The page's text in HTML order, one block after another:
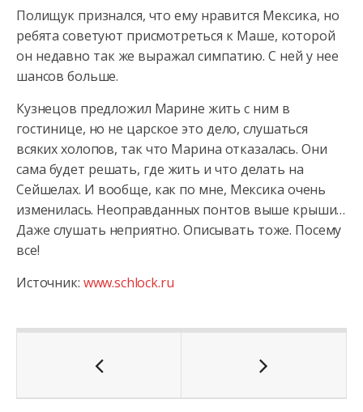
Полищук признался, что ему нравится Мексика, но
ребята советуют присмотреться к Маше, которой
он недавно так же выражал симпатию. С ней у нее
шансов больше.
Кузнецов предложил Марине жить с ним в
гостинице, но не царское это дело, слушаться
всяких холопов, так что Марина отказалась. Они
сама будет решать, где жить и что делать на
Сейшелах. И вообще, как по мне, Мексика очень
изменилась. Неоправданных понтов выше крыши…
Даже слушать неприятно. Описывать тоже. Посему
все!
Источник: www.schlock.ru